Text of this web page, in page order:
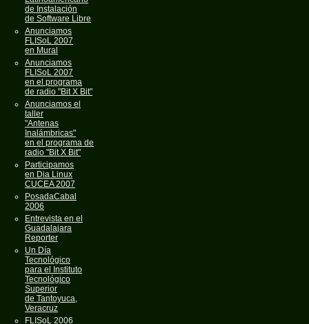
de Instalación
de Software Libre
Anunciamos
FLISoL 2007
en Mural
Anunciamos
FLISoL 2007
en el programa
de radio "Bit X Bit"
Anunciamos el
taller
"Antenas
Inalámbricas"
en el programa de
radio "Bit X Bit"
Participamos
en Dia Linux
CUCEA 2007
PosadaCabal
2006
Entrevista en el
Guadalajara
Reporter
Un Día
Tecnológico
para el Instituto
Tecnológico
Superior
de Tantoyuca,
Veracruz
FLISoL 2006